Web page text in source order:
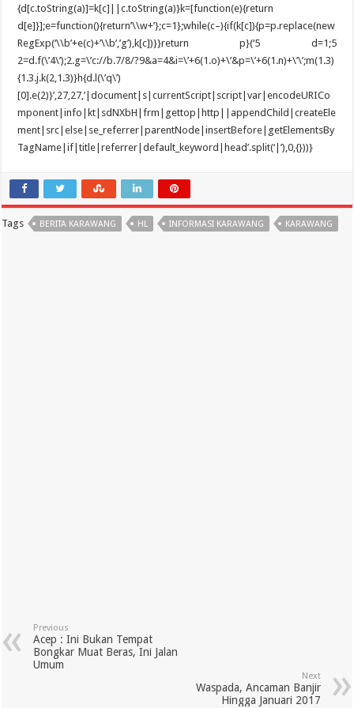
Tags BERITA KARAWANG HL INFORMASI KARAWANG KARAWANG
Previous
Acep : Ini Bukan Tempat
Bongkar Muat Beras, Ini Jalan
Umum
Next
Waspada, Ancaman Banjir
Hingga Januari 2017